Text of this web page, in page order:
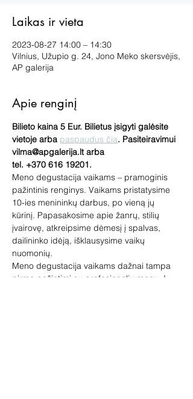
Laikas ir vieta
2023-08-27 14:00 – 14:30
Vilnius, Užupio g. 24, Jono Meko skersvėjis,
AP galerija
Apie renginį
Bilieto kaina 5 Eur. Bilietus įsigyti galėsite
vietoje arba paspaudus čia. Pasiteiravimui
vilma@apgalerija.lt arba
tel. +370 616 19201.
Meno degustacija vaikams – pramoginis
pažintinis renginys. Vaikams pristatysime
10-ies menininkų darbus, po vieną jų
kūrinį. Papasakosime apie žanrų, stilių
įvairovę, atkreipsime dėmesį į spalvas,
dailininko idėją, išklausysime vaikų
nuomonių.
Meno degustacija vaikams dažnai tampa
pirma pažintimi su profesionaliu menu. Į